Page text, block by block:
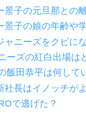
景子の元旦那との
景子の娘の年齢や
ャニーズをクビに
ーズの紅白出場は
飯田恭平は何して
社長はイノッチが
で逃げた？